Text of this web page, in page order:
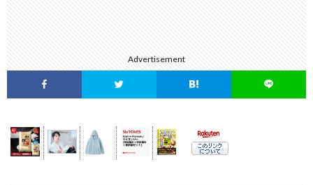
Advertisement